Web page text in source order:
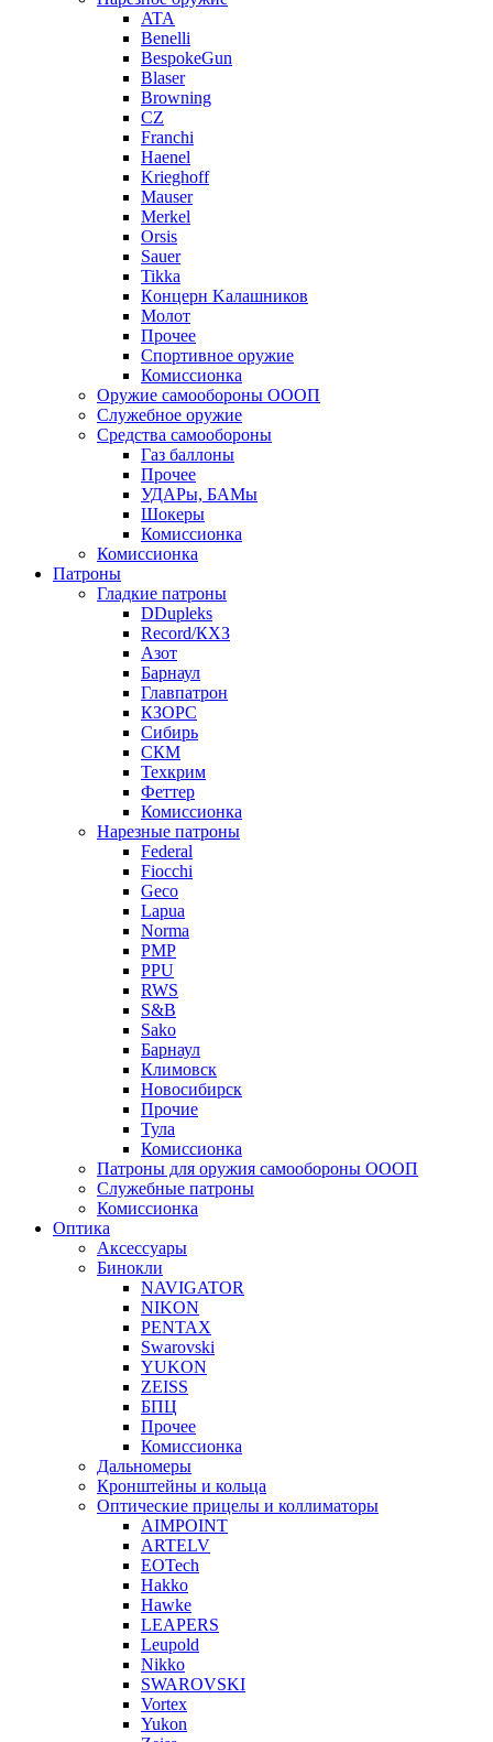
ATA
Benelli
BespokeGun
Blaser
Browning
CZ
Franchi
Haenel
Krieghoff
Mauser
Merkel
Orsis
Sauer
Tikka
Кoнцеpн Kалашников
Молот
Прочее
Спортивное оружие
Комиссионка
Оружие самообороны ОООП
Служебное оружие
Средства самообороны
Газ баллоны
Прочее
УДАРы, БАМы
Шокеры
Комиссионка
Комиссионка
Патроны
Гладкие патроны
DDupleks
Record/КХЗ
Азот
Барнаул
Главпатрон
КЗОРС
Сибирь
СКМ
Техкрим
Феттер
Комиссионка
Нарезные патроны
Federal
Fiocchi
Geco
Lapua
Norma
PMP
PPU
RWS
S&B
Sako
Барнаул
Климовск
Новосибирск
Прочие
Тула
Комиссионка
Патроны для оружия самообороны ОООП
Служебные патроны
Комиссионка
Оптика
Аксессуары
Бинокли
NAVIGATOR
NIKON
PENTAX
Swarovski
YUKON
ZEISS
БПЦ
Прочее
Комиссионка
Дальномеры
Кронштейны и кольца
Оптические прицелы и коллиматоры
AIMPOINT
ARTELV
EOTech
Hakko
Hawke
LEAPERS
Leupold
Nikko
SWAROVSKI
Vortex
Yukon